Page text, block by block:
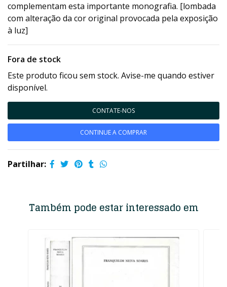
complementam esta importante monografia. [lombada
com alteração da cor original provocada pela exposição
à luz]
Fora de stock
Este produto ficou sem stock. Avise-me quando estiver
disponível.
CONTATE-NOS
CONTINUE A COMPRAR
Partilhar:
Também pode estar interessado em